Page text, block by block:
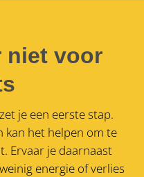
niet voor
je een eerste stap.
kan het helpen om te
Ervaar je daarnaast
energie of verlies